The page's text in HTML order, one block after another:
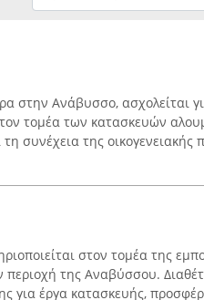
στην Ανάβυσσο, ασχολείται
τομέα των κατασκευών
τη συνέχεια της
στον τομέα της
της Αναβύσσου.
για έργα κατασκευής,